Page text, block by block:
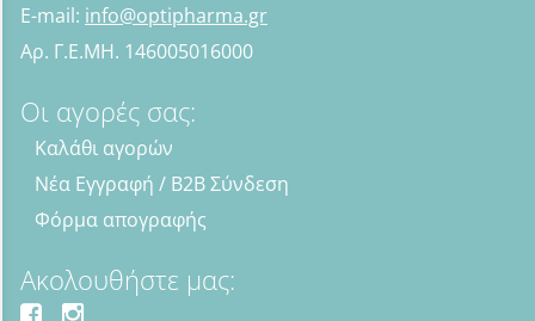
E-mail: info@optipharma.gr
Αρ. Γ.Ε.ΜΗ. 146005016000
Οι αγορές σας:
Καλάθι αγορών
Νέα Εγγραφή / B2B Σύνδεση
Φόρμα απογραφής
Ακολουθήστε μας: